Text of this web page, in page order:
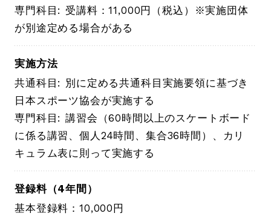
専門科目: 受講料：11,000円（税込）※実施団体
が別途定める場合がある
実施方法
共通科目: 別に定める共通科目実施要領に基づき
日本スポーツ協会が実施する
専門科目: 講習会（60時間以上のスケートボード
に係る講習、個人24時間、集合36時間）、カリ
キュラム表に則って実施する
登録料（4年間）
基本登録料：10,000円